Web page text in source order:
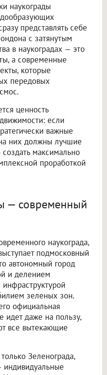
наукограды
представлять себе
с затянутым
в наукоградах — это
а современные
которые
передовых
ценность
если
важные
них должны лучшие
максимально
проработкой
— современный
наукограда,
подмосковный
автономный город
и делением
зеленых зон.
официальная
идет даже на пользу,
все вытекающие
Зеленограда,
индивидуальные